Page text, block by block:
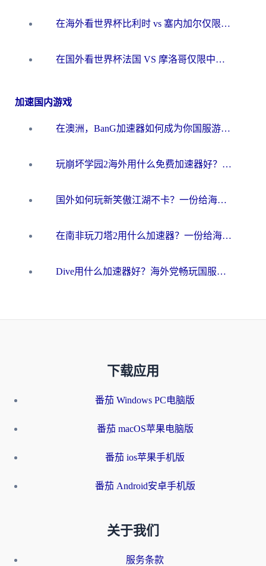
在海外看世界杯比利时 vs 塞内加尔仅限中国大陆？我找到了最流畅的中文解说之路
在国外看世界杯法国 VS 摩洛哥仅限中国大陆？海外党这样看中文解说赛事不卡顿
加速国内游戏
在澳洲，BanG加速器如何成为你国服游戏的“时光机”？
玩崩坏学园2海外用什么免费加速器好？2026海外党亲测国服游戏加速指南
国外如何玩新笑傲江湖不卡？一份给海外游子的终极网络指南
在南非玩刀塔2用什么加速器？一份给海外游子的终极生存指南
Dive用什么加速器好？海外党畅玩国服游戏的终极避坑指南
下载应用
番茄 Windows PC电脑版
番茄 macOS苹果电脑版
番茄 ios苹果手机版
番茄 Android安卓手机版
关于我们
服务条款